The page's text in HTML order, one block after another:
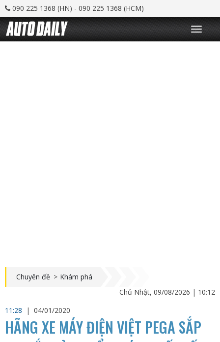
090 225 1368 (HN) - 090 225 1368 (HCM)
T
o
g
Chuyên đề > Khám phá
Chủ Nhật, 09/08/2026 | 10:12
11:28
| 04/01/2020
HÃNG XE MÁY ĐIỆN VIỆT PEGA SẮP